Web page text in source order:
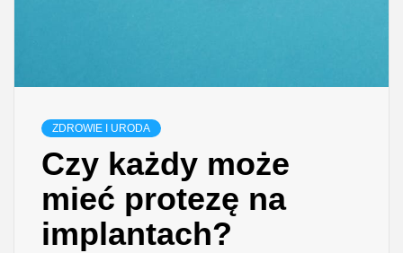
ZDROWIE I URODA
Czy każdy może
mieć protezę na
implantach?